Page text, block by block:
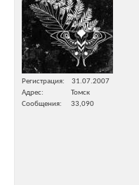
Регистрация
31.07.2007
Адрес
Томск
Сообщения
33,090